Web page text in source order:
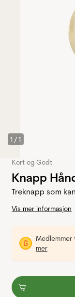
1 /1
Kort og Godt
Knapp
Treknapp som
Vis mer informasjon
Medlemmer
mer